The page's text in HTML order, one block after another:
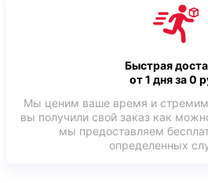
Быстрая
от 1 дня за 0
Мы ценим ваше время и
вы получили свой заказ как
мы предоставляем
определенных